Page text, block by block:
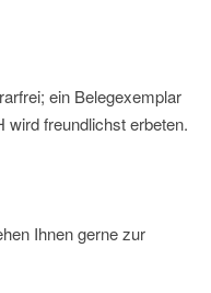
ein Belegexemplar
freundlichst erbeten.
Ihnen gerne zur